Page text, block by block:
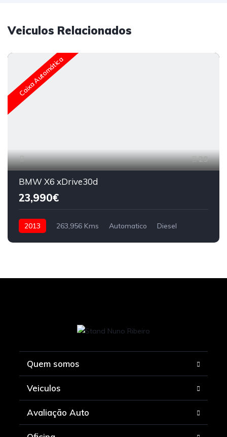
Veiculos Relacionados
Caixa Automática
29
BMW X6 xDrive30d
23,990€
2013 263,956 Kms Automatico Diesel
Quem somos
Veiculos
Avaliação Auto